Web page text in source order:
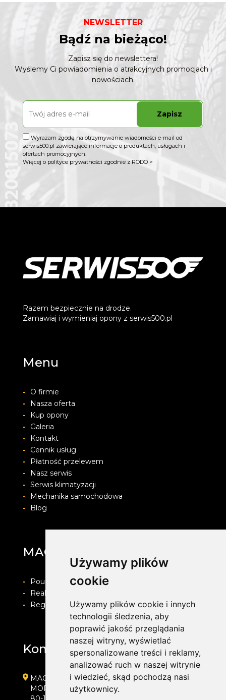
Używamy plików
cookie
Używamy plików cookie i innych
technologii śledzenia, aby
poprawić jakość przeglądania
naszej witryny, wyświetlać
spersonalizowane treści i reklamy,
analizować ruch w naszej witrynie
i wiedzieć, skąd pochodzą nasi
użytkownicy.
NEWSLETTER
Bądź na bieżąco!
Zapisz się do newslettera!
Wyślemy Ci powiadomienia o atrakcyjnych promocjach i
nowościach.
Zapisz
Wyrażam zgodę na otrzymywanie wiadomości e-mail od
serwis500.pl zawierające informacje o produktach, usługach i
ofertach promocyjnych.
Więcej o polityce prywatności zgodnie z RODO >
Razem bezpiecznie na drodze.
Zamawiaj i wymieniaj opony z serwis500.pl
Menu
-
O firmie
-
Nasza oferta
-
Kup opony
-
Galeria
-
Kontakt
-
Cennik usług
-
Płatność przelewem
-
Nasz serwis
- Serwis klimatyzacji
-
Mechanika samochodowa
-
Blog
MAG Opony
-
Pouczenie o prawie do odstapienia od umowy
-
Realizacja zamówienia i formy płatności
-
Regulamin i Polityka prywatności
Kontakt
MAG Opony
MORENOWA 6